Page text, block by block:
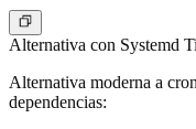
Alternativa con Systemd
Alternativa moderna a
dependencias: